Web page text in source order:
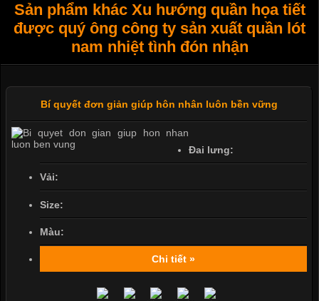
Sản phẩm khác Xu hướng quần họa tiết
được quý ông công ty sản xuất quần lót
nam nhiệt tình đón nhận
Bí quyết đơn giản giúp hôn nhân luôn bền vững
Đai lưng:
Vải:
Size:
Màu:
Chi tiết »